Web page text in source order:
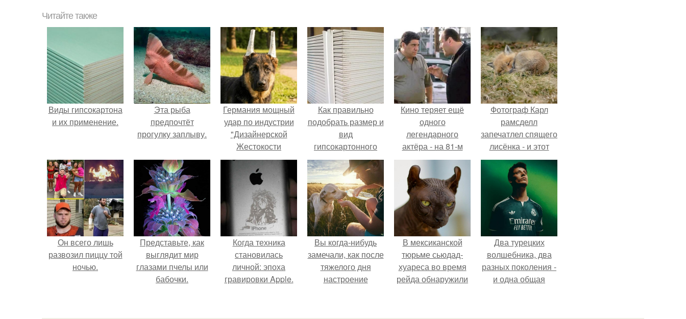
Читайте также
Виды гипсокартона
и их применение.
Эта рыба
предпочтёт
прогулку заплыву.
Германия мощный
удар по индустрии
"Дизайнерской
Жестокости
нанесла".
Как правильно
подобрать размер и
вид
гипсокартонного
листа.
Кино теряет ещё
одного
легендарного
актёра - на 81-м
году жизни не стало
Винсента пасторе.
Фотограф Карл
рамсделл
запечатлел спящего
лисёнка - и этот
кадр способен
растопить даже
самое суровое
сердце.
Он всего лишь
развозил пиццу той
ночью.
Представьте, как
выглядит мир
глазами пчелы или
бабочки.
Когда техника
становилась
личной: эпоха
гравировки Apple.
Вы когда-нибудь
замечали, как после
тяжелого дня
настроение
своего питомца?
В мексиканской
тюрьме сьюдад-
хуареса во время
рейда обнаружили
татуировками.
Два турецких
волшебника, два
разных поколения -
и одна общая